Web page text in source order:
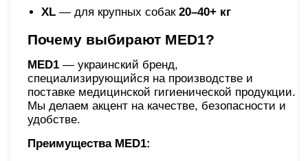
XL — для крупных собак 20–40+ кг
Почему выбирают MED1?
MED1 — украинский бренд,
специализирующийся на производстве и
поставке медицинской гигиенической продукции.
Мы делаем акцент на качестве, безопасности и
удобстве.
Преимущества MED1: